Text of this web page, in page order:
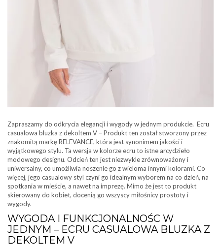
Zapraszamy do odkrycia elegancji i wygody w jednym produkcie. Ecru
casualowa bluzka z dekoltem V – Produkt ten został stworzony przez
znakomitą markę RELEVANCE, która jest synonimem jakości i
wyjątkowego stylu. Ta wersja w kolorze ecru to istne arcydzieło
modowego designu. Odcień ten jest niezwykle zrównoważony i
uniwersalny, co umożliwia noszenie go z wieloma innymi kolorami. Co
więcej, jego casualowy styl czyni go idealnym wyborem na co dzień, na
spotkania w mieście, a nawet na imprezę. Mimo że jest to produkt
skierowany do kobiet, docenią go wszyscy miłośnicy prostoty i
wygody.
WYGODA I FUNKCJONALNOŚC W
JEDNYM – ECRU CASUALOWA BLUZKA Z
DEKOLTEM V